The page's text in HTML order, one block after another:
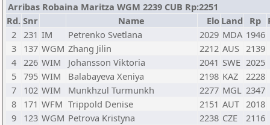
Arribas Robaina Maritza WGM 2239 CUB Rp:2251
Rd. Snr Name Elo Land Rp
2 231 IM Petrenko Svetlana 2029 MDA 1946
3
137 WGM Zhang Jilin 2212 AUS 2139
4 226 WIM Johansson Viktoria 2041 SWE 2025
5 795 WIM Balabayeva Xeniya 2198 KAZ
2228
7
102 WIM Munkhzul Turmunkh 2277 MGL 2347
8
171 WFM Trippold Denise 2151 AUT 2018
9
123 WGM Petrova Kristyna 2238 CZE
2116